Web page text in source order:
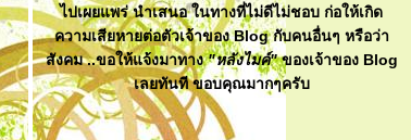
ไปเผยแพร่ นำเสนอ ในทางที่ไม่ดีไม่ชอบ ก่อให้เกิด
ความเสียหายต่อตัวเจ้าของ Blog กับคนอื่นๆ หรือว่า
สังคม ..ขอให้แจ้งมาทาง"หลังไมค์"ของเจ้าของ Blog
เลยทันที ขอบคุณมากๆครับ